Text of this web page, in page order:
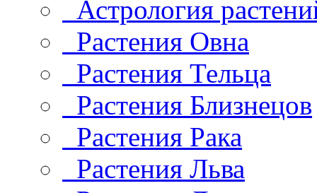
Астрология
Растения Овна
Растения Тельца
Растения Близнецов
Растения Рака
Растения Льва